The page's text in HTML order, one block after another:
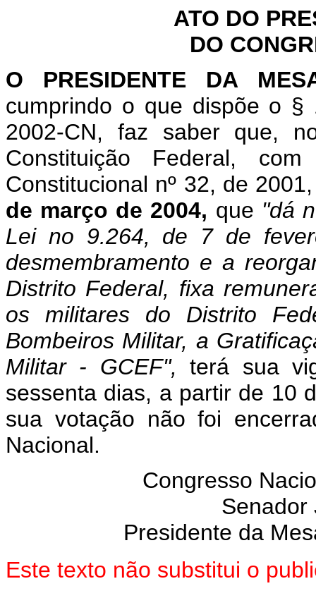
ATO DO
DO
O PRESIDENTE DA
cumprindo o que dispõe o §
2002-CN, faz saber que,
Constituição Federal,
Constitucional nº 32, de
de março de 2004, que "dá
Lei no 9.264, de 7 de
desmembramento e a
Distrito Federal, fixa
os militares do Distrito
Bombeiros Militar, a
Militar - GCEF",terá sua
sessenta dias, a partir de 10
sua votação não foi
Nacional.
Congresso
Senador
Presidente da
Este texto não substitui o